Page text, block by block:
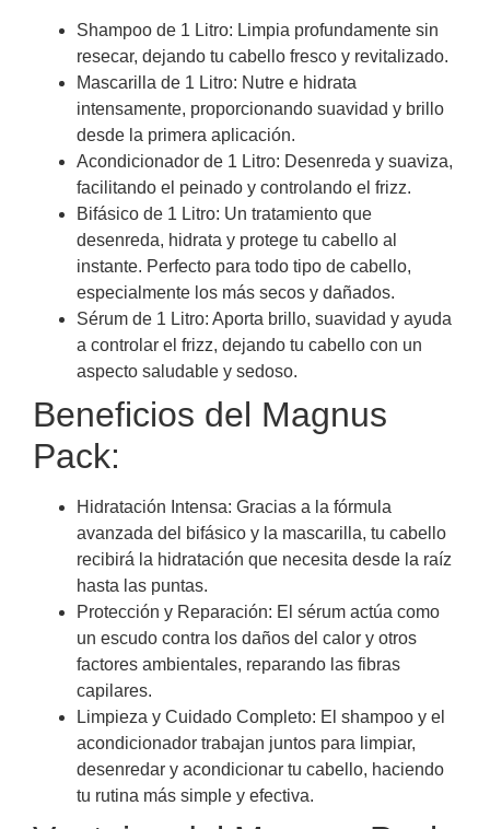
Shampoo de 1 Litro: Limpia profundamente sin
resecar, dejando tu cabello fresco y revitalizado.
Mascarilla de 1 Litro: Nutre e hidrata
intensamente, proporcionando suavidad y brillo
desde la primera aplicación.
Acondicionador de 1 Litro: Desenreda y suaviza,
facilitando el peinado y controlando el frizz.
Bifásico de 1 Litro: Un tratamiento que
desenreda, hidrata y protege tu cabello al
instante. Perfecto para todo tipo de cabello,
especialmente los más secos y dañados.
Sérum de 1 Litro: Aporta brillo, suavidad y ayuda
a controlar el frizz, dejando tu cabello con un
aspecto saludable y sedoso.
Beneficios del Magnus
Pack:
Hidratación Intensa: Gracias a la fórmula
avanzada del bifásico y la mascarilla, tu cabello
recibirá la hidratación que necesita desde la raíz
hasta las puntas.
Protección y Reparación: El sérum actúa como
un escudo contra los daños del calor y otros
factores ambientales, reparando las fibras
capilares.
Limpieza y Cuidado Completo: El shampoo y el
acondicionador trabajan juntos para limpiar,
desenredar y acondicionar tu cabello, haciendo
tu rutina más simple y efectiva.